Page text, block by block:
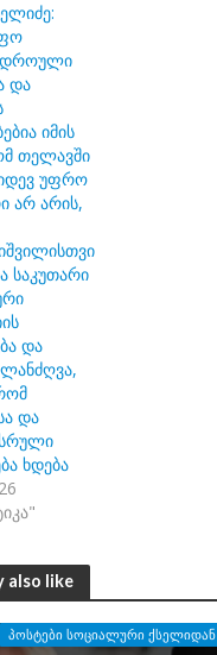
დროული
და
იმის
თელავში
უფრო
არ არის,
საკუთარი
და
ლანძღვა,
და
ხდება
also like
ᲞᲝᲡᲢᲔᲑᲘ ᲡᲝᲪᲘᲐᲚᲣᲠᲘ ᲥᲡᲔᲚᲘᲓᲐᲜ